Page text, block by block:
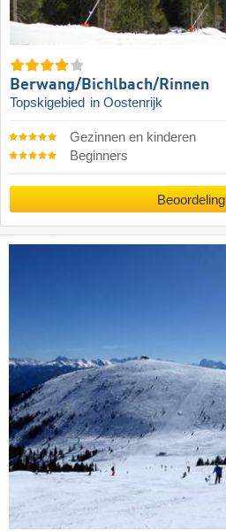
Berwang/​Bichlbach/​Rinnen
Topskigebied in Oostenrijk
Gezinnen en kinderen
Beginners
Beoordeling